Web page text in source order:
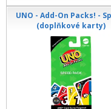
UNO - Add-On Packs! -
(doplňkové karty)